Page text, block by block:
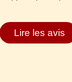
Lire les avis